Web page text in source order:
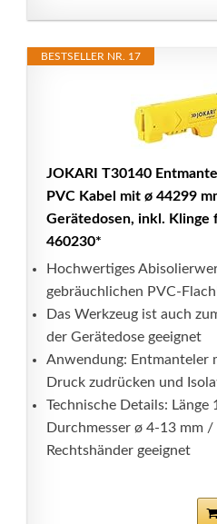
BESTSELLER NR. 17
JOKARI T30140
PVC Kabel mit ø 44299
Gerätedosen, inkl. Klinge
460230*
Hochwertiges
gebräuchlichen PVC-
Das Werkzeug ist auch
der Gerätedose geeignet
Anwendung: Entmanteler
Druck zudrücken und
Technische Details: Länge
Durchmesser ø 4-13 mm
Rechtshänder geeignet